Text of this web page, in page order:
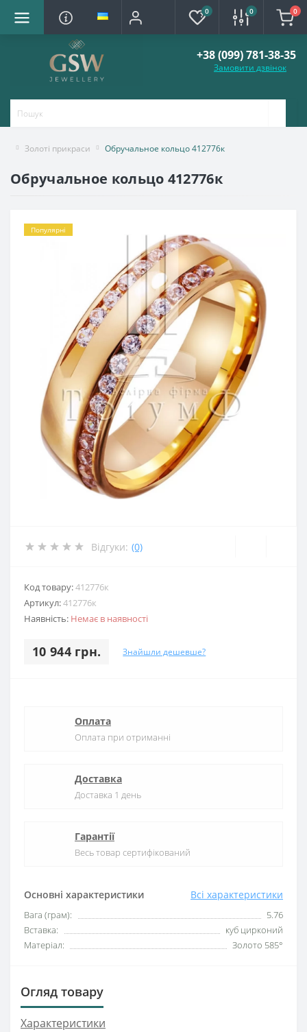
0 0 0
+38 (099) 781-38-35
Замовити дзвінок
Золоті прикраси Обручальное кольцо 412776к
Обручальное кольцо 412776к
Популярні
Відгуки: (0)
Код товару:412776к
Артикул:412776к
Наявність: Немає в наявності
10 944 грн. Знайшли дешевше?
Основні характеристики Всі характеристики
Вага (грам):
5.76
Вставка:
куб цирконий
Матеріал:
Золото 585°
Оплата
Оплата при отриманні
Доставка
Доставка 1 день
Гарантії
Весь товар сертифікований
Огляд товару
Характеристики